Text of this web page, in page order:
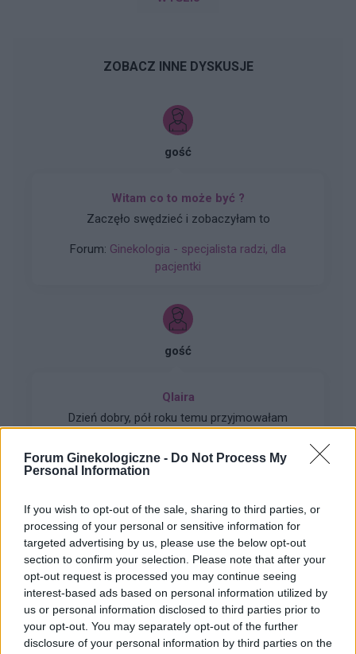
Forum Ginekologiczne - Do Not Process My
Personal Information
If you wish to opt-out of the sale, sharing to third parties, or
processing of your personal or sensitive information for
targeted advertising by us, please use the below opt-out
section to confirm your selection. Please note that after your
opt-out request is processed you may continue seeing
interest-based ads based on personal information utilized by
us or personal information disclosed to third parties prior to
your opt-out. You may separately opt-out of the further
disclosure of your personal information by third parties on the
ZOBACZ INNE DYSKUSJE
gość
Witam co to może być ?
Zaczęło swędzieć i zobaczyłam to
Forum: Ginekologia - specjalista radzi, dla
pacjentki
gość
Qlaira
Dzień dobry, pół roku temu przyjmowałam
uderzenia gorąca i zawroty głowy wróciły .
Zaczęłam znowu przyjmować tabletki mimo iż
tabletkę czy dzień ma znaczenia kiedy przyjęłam
pierwszą tabletkę ?
Forum:Ginekologia - forum dla rodziny i
olok
Tabletka dzień po ellaone
Cześć, 18.06.2026. Miałam stosunek z